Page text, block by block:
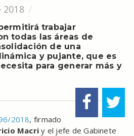
trabajar
todas las áreas de
de una
y pujante, que es
para generar más y
2018, firmado
Macri y el jefe de Gabinete